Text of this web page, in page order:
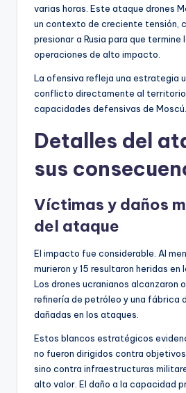
varias horas. Este ataque drones
un contexto de creciente tensión,
presionar a Rusia para que termine
operaciones de alto impacto.
La ofensiva refleja una estrategia
conflicto directamente al territorio
capacidades defensivas de Moscú.
Detalles del
sus
Víctimas y daños
del ataque
El impacto fue considerable. Al
murieron y 15 resultaron heridas en
Los drones ucranianos alcanzaron
refinería de petróleo y una fábrica
dañadas en los ataques.
Estos blancos estratégicos
no fueron dirigidos contra
sino contra infraestructuras
alto valor. El daño a la capacidad